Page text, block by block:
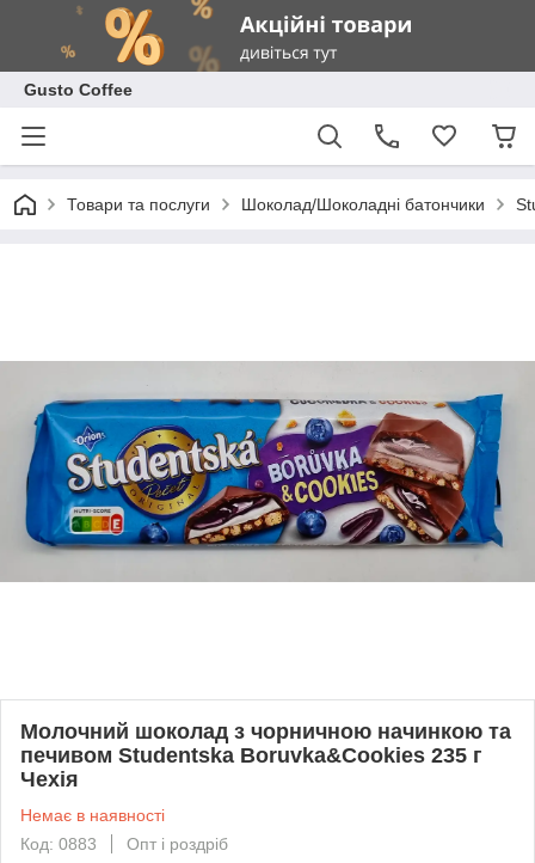
Gusto Coffee
Товари та послуги Шоколад/Шоколадні батончики
Молочний шоколад з чорничною начинкою та
печивом Studentska Boruvka&Cookies 235 г
Чехія
Немає в наявності
Код: 0883
Опт і роздріб